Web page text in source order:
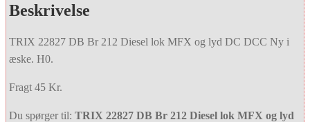
Beskrivelse
TRIX 22827 DB Br 212 Diesel lok MFX og lyd DC DCC Ny i
æske. H0.
Fragt 45 Kr.
Du spørger til: TRIX 22827 DB Br 212 Diesel lok MFX og lyd